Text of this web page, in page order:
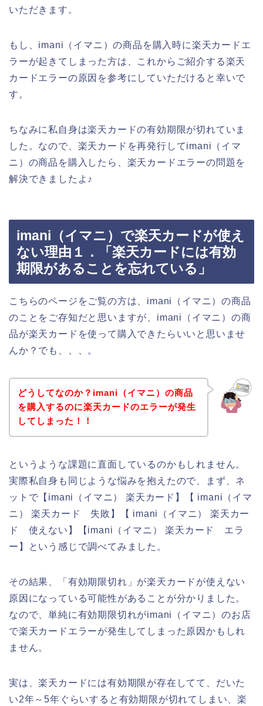
いただきます。
もし、imani（イマニ）の商品を購入時に楽天カードエ
ラーが起きてしまった方は、これからご紹介する楽天
カードエラーの原因を参考にしていただけると幸いで
す。
ちなみに私自身は楽天カードの有効期限が切れていま
した。なので、楽天カードを再発行してimani（イマ
ニ）の商品を購入したら、楽天カードエラーの問題を
解決できましたよ♪
imani（イマニ）で楽天カードが使え
ない理由１．「楽天カードには有効
期限があることを忘れている」
こちらのページをご覧の方は、imani（イマニ）の商品
のことをご存知だと思いますが、imani（イマニ）の商
品が楽天カードを使って購入できたらいいと思いませ
んか？でも、、、。
どうしてなのか？imani（イマニ）の商品
を購入するのに楽天カードのエラーが発生
してしまった！！
というような課題に直面しているのかもしれません。
実際私自身も同じような悩みを抱えたので、まず、ネ
ットで【imani（イマニ） 楽天カード】【 imani（イマ
ニ） 楽天カード 失敗】【 imani（イマニ） 楽天カー
ド 使えない】【imani（イマニ） 楽天カード エラ
ー】という感じで調べてみました。
その結果、「有効期限切れ」が楽天カードが使えない
原因になっている可能性があることが分かりました。
なので、単純に有効期限切れがimani（イマニ）のお店
で楽天カードエラーが発生してしまった原因かもしれ
ません。
実は、楽天カードには有効期限が存在してて、だいた
い2年～5年ぐらいすると有効期限が切れてしまい、楽